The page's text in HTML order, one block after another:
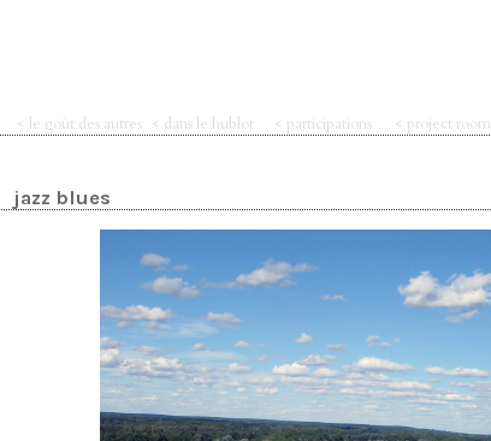
< le goût des autres < dans le hublot < participations < project room
jazz blues